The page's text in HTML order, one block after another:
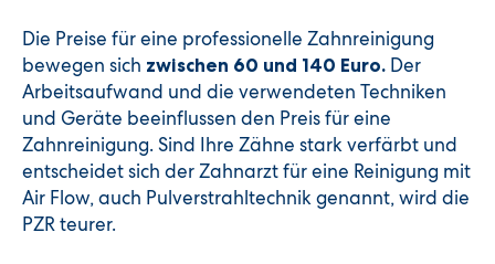
Die Preise für eine professionelle Zahnreinigung
bewegen sich zwischen 60 und 140 Euro. Der
Arbeitsaufwand und die verwendeten Techniken
und Geräte beeinflussen den Preis für eine
Zahnreinigung. Sind Ihre Zähne stark verfärbt und
entscheidet sich der Zahnarzt für eine Reinigung mit
Air Flow, auch Pulverstrahltechnik genannt, wird die
PZR teurer.